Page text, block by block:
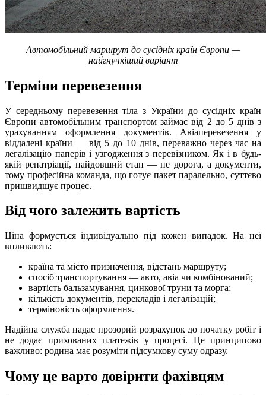
Автомобільний маршрут до сусідніх країн Європи —
найгнучкіший варіант
Терміни перевезення
У середньому перевезення тіла з України до сусідніх країн
Європи автомобільним транспортом займає від 2 до 5 днів з
урахуванням оформлення документів. Авіаперевезення у
віддалені країни — від 5 до 10 днів, переважно через час на
легалізацію паперів і узгодження з перевізником. Як і в будь-
якій репатріації, найдовший етап — не дорога, а документи,
тому професійна команда, що готує пакет паралельно, суттєво
пришвидшує процес.
Від чого залежить вартість
Ціна формується індивідуально під кожен випадок. На неї
впливають:
країна та місто призначення, відстань маршруту;
спосіб транспортування — авто, авіа чи комбінований;
вартість бальзамування, цинкової труни та морга;
кількість документів, перекладів і легалізацій;
терміновість оформлення.
Надійна служба надає прозорий розрахунок до початку робіт і
не додає прихованих платежів у процесі. Це принципово
важливо: родина має розуміти підсумкову суму одразу.
Чому це варто довірити фахівцям